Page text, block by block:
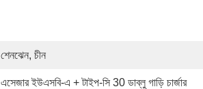
শেনঝেন, চীন
এসেজার ইউএসবি-এ + টাইপ-সি 30 ডাব্লু গাড়ি চার্জার